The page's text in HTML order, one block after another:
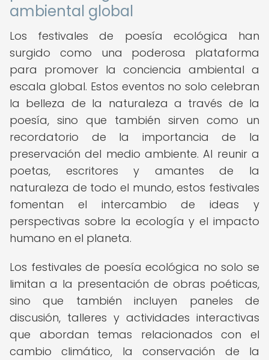
ambiental global
Los festivales de poesía ecológica han
surgido como una poderosa plataforma
para promover la conciencia ambiental a
escala global. Estos eventos no solo celebran
la belleza de la naturaleza a través de la
poesía, sino que también sirven como un
recordatorio de la importancia de la
preservación del medio ambiente. Al reunir a
poetas, escritores y amantes de la
naturaleza de todo el mundo, estos festivales
fomentan el intercambio de ideas y
perspectivas sobre la ecología y el impacto
humano en el planeta.
Los festivales de poesía ecológica no solo se
limitan a la presentación de obras poéticas,
sino que también incluyen paneles de
discusión, talleres y actividades interactivas
que abordan temas relacionados con el
cambio climático, la conservación de la